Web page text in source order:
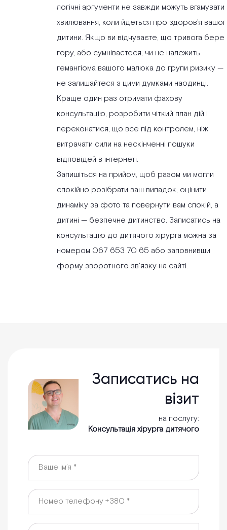
логічні аргументи не завжди можуть вгамувати
хвилювання, коли йдеться про здоров’я вашої
дитини. Якщо ви відчуваєте, що тривога бере
гору, або сумніваєтеся, чи не належить
гемангіома вашого малюка до групи ризику —
не залишайтеся з цими думками наодинці.
Краще один раз отримати фахову
консультацію, розробити чіткий план дій і
переконатися, що все під контролем, ніж
витрачати сили на нескінченні пошуки
відповідей в інтернеті.
Запишіться на прийом, щоб разом ми могли
спокійно розібрати ваш випадок, оцінити
динаміку за фото та повернути вам спокій, а
дитині — безпечне дитинство. Записатись на
консультацію до дитячого хірурга можна за
номером 067 653 70 65 або заповнивши
форму зворотного зв'язку на сайті.
Записатись на
візит
на послугу:
Консультація хірурга дитячого